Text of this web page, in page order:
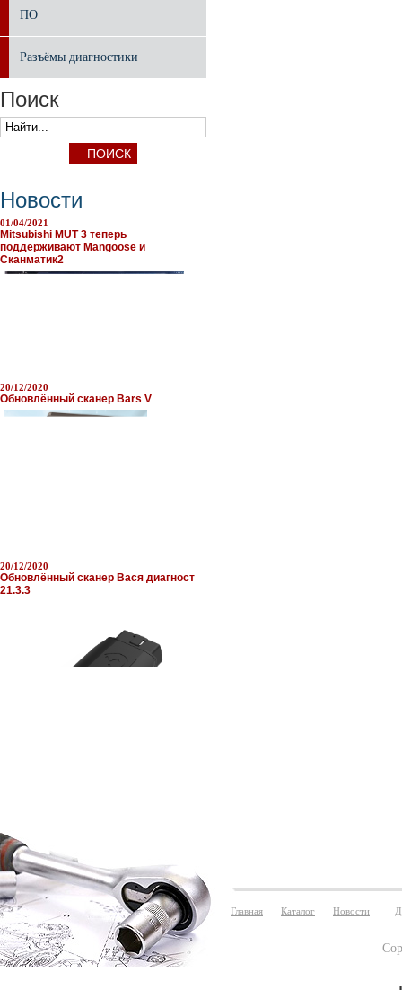
ПО
Разъёмы диагностики
Поиск
Новости
01/04/2021
Mitsubishi MUT 3 теперь
поддерживают Mangoose и
Сканматик2
20/12/2020
Обновлённый сканер Bars V
20/12/2020
Обновлённый сканер Вася диагност
21.3.3
Главная Каталог Новости